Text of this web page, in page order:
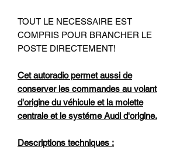
TOUT LE NECESSAIRE EST
COMPRIS POUR BRANCHER LE
POSTE DIRECTEMENT!
Cet autoradio permet aussi de
conserver les commandes au volant
d'origine du véhicule et la molette
centrale et le systéme Audi d'origine.
Descriptions techniques :